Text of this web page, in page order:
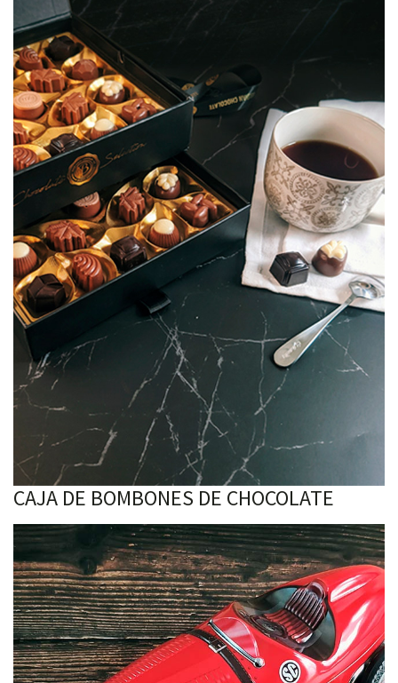
CAJA DE BOMBONES DE CHOCOLATE